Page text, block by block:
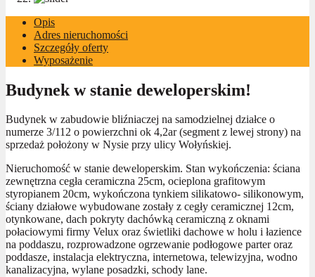
Opis
Adres nieruchomości
Szczegóły oferty
Wyposażenie
Budynek w stanie deweloperskim!
Budynek w zabudowie bliźniaczej na samodzielnej działce o
numerze 3/112 o powierzchni ok 4,2ar (segment z lewej strony) na
sprzedaż położony w Nysie przy ulicy Wołyńskiej.
Nieruchomość w stanie deweloperskim. Stan wykończenia: ściana
zewnętrzna cegła ceramiczna 25cm, ocieplona grafitowym
styropianem 20cm, wykończona tynkiem silikatowo- silikonowym,
ściany działowe wybudowane zostały z cegły ceramicznej 12cm,
otynkowane, dach pokryty dachówką ceramiczną z oknami
połaciowymi firmy Velux oraz świetliki dachowe w holu i łazience
na poddaszu, rozprowadzone ogrzewanie podłogowe parter oraz
poddasze, instalacja elektryczna, internetowa, telewizyjna, wodno
kanalizacyjna, wylane posadzki, schody lane.